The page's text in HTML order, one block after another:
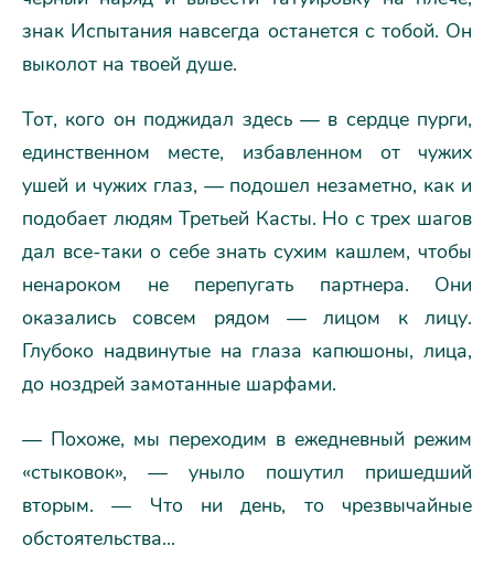
знак Испытания навсегда останется с тобой. Он
выколот на твоей душе.
Тот, кого он поджидал здесь — в сердце пурги,
единственном месте, избавленном от чужих
ушей и чужих глаз, — подошел незаметно, как и
подобает людям Третьей Касты. Но с трех шагов
дал все-таки о себе знать сухим кашлем, чтобы
ненароком не перепугать партнера. Они
оказались совсем рядом — лицом к лицу.
Глубоко надвинутые на глаза капюшоны, лица,
до ноздрей замотанные шарфами.
— Похоже, мы переходим в ежедневный режим
«стыковок», — уныло пошутил пришедший
вторым. — Что ни день, то чрезвычайные
обстоятельства...